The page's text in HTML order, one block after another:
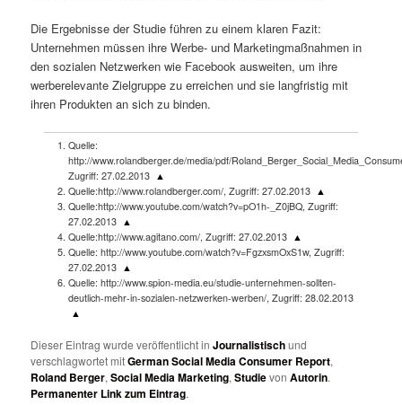
Die Ergebnisse der Studie führen zu einem klaren Fazit:
Unternehmen müssen ihre Werbe- und Marketingmaßnahmen in
den sozialen Netzwerken wie Facebook ausweiten, um ihre
werberelevante Zielgruppe zu erreichen und sie langfristig mit
ihren Produkten an sich zu binden.
Quelle:
http://www.rolandberger.de/media/pdf/
Zugriff: 27.02.2013 ▲
Quelle:http://www.rolandberger.com/, Zugriff: 27.02.2013 ▲
Quelle:http://www.youtube.com/watch?v=pO1h-_Z0jBQ, Zugriff:
27.02.2013 ▲
Quelle:http://www.agitano.com/, Zugriff: 27.02.2013 ▲
Quelle: http://www.youtube.com/watch?v=FgzxsmOxS1w, Zugriff:
27.02.2013 ▲
Quelle: http://www.spion-media.eu/studie-unternehmen-sollten-
deutlich-mehr-in-sozialen-netzwerken-werben/, Zugriff: 28.02.2013
▲
Dieser Eintrag wurde veröffentlicht inJournalistischund
verschlagwortet mitGerman Social Media Consumer Report,
Roland Berger,Social Media Marketing,StudievonAutorin.
Permanenter Link zum Eintrag.